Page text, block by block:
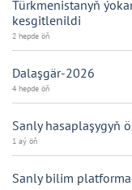
Türkmenistanyň
kesgitlenildi
2 hepde öň
Dalaşgär-2026
4 hepde öň
Sanly hasaplaşygyň
1 aý öň
Sanly bilim